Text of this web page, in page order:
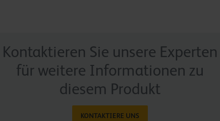
Kontaktieren Sie unsere Experten
für weitere Informationen zu
diesem Produkt
KONTAKTIERE UNS